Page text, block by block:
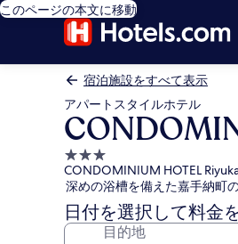
このページの本文に移動
宿泊施設をすべて表示
アパートスタイルホテル
3.0
つ
星
宿
泊
CONDOMINIUM HOTEL
深めの浴槽を備えた嘉手納町
日付を選択して料金
目的地